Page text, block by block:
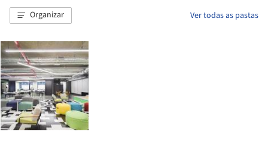
Organizar Ver todas as pastas